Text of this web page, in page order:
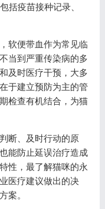
括疫苗接种记录、
软便带血作为常见临
当到严重传染病的多
及时医疗干预，大多
于建立预防为主的管
检查有机结合，为猫
断、及时行动的原
能防止延误治疗造成
性，最了解猫咪的永
医疗建议做出的决
案。